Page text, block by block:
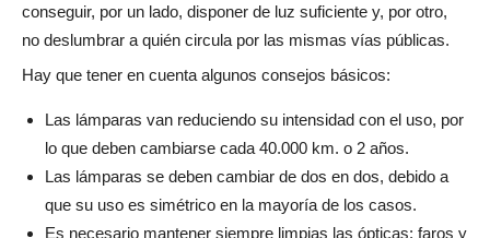
conseguir, por un lado, disponer de luz suficiente y, por otro,
no deslumbrar a quién circula por las mismas vías públicas.
Hay que tener en cuenta algunos consejos básicos:
Las lámparas van reduciendo su intensidad con el uso, por
lo que deben cambiarse cada 40.000 km. o 2 años.
Las lámparas se deben cambiar de dos en dos, debido a
que su uso es simétrico en la mayoría de los casos.
Es necesario mantener siempre limpias las ópticas: faros y